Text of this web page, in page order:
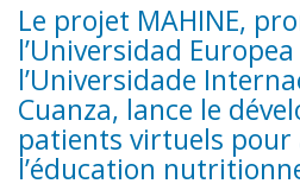
Le projet MAHINE,
l’Universidad
l’Universidade
Cuanza, lance le
patients virtuels
l’éducation